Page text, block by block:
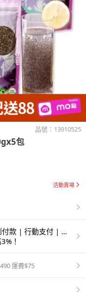
品號： 13910525
包
活動賣場
款 | 行動支付 | 超
！
運費$75